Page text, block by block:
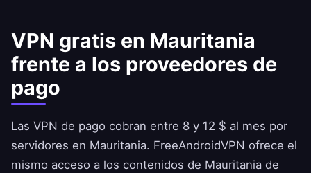
VPN gratis en Mauritania
frente a los proveedores de
pago
Las VPN de pago cobran entre 8 y 12 $ al mes por
servidores en Mauritania. FreeAndroidVPN ofrece el
mismo acceso a los contenidos de Mauritania de